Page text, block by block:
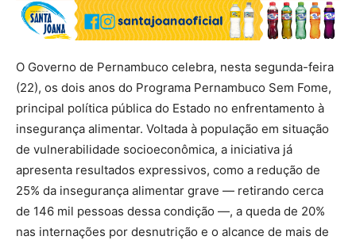
O Governo de Pernambuco celebra, nesta segunda-feira
(22), os dois anos do Programa Pernambuco Sem Fome,
principal política pública do Estado no enfrentamento à
insegurança alimentar. Voltada à população em situação
de vulnerabilidade socioeconômica, a iniciativa já
apresenta resultados expressivos, como a redução de
25% da insegurança alimentar grave — retirando cerca
de 146 mil pessoas dessa condição —, a queda de 20%
nas internações por desnutrição e o alcance de mais de